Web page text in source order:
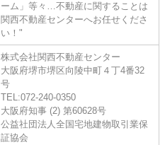
ーム」等々…不動産に関することは
関西不動産センターへお任せくださ
い！"
株式会社関西不動産センター
大阪府堺市堺区向陵中町４丁4番32
号
TEL:072-240-0350
大阪府知事 (2) 第60628号
公益社団法人全国宅地建物取引業保
証協会